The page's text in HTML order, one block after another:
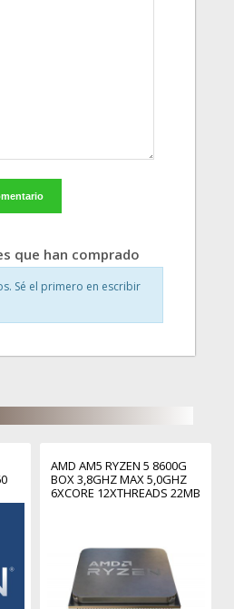
que han comprado
Sé el primero en escribir
AMD AM5 RYZEN 5 8600G
BOX 3,8GHZ MAX 5,0GHZ
6XCORE 12XTHREADS 22MB